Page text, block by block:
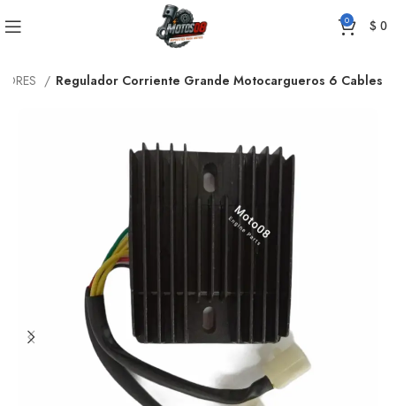
0 $0
Regulador Corriente Grande Motocargueros 6 Cables